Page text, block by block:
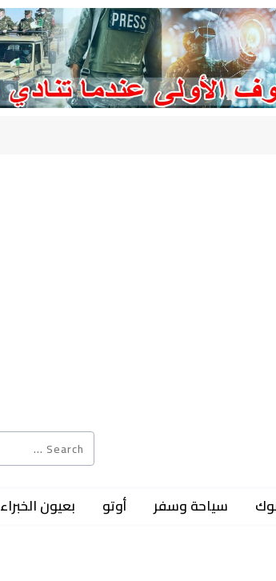
سياحة وسفر أوتو بعيون الخبراء